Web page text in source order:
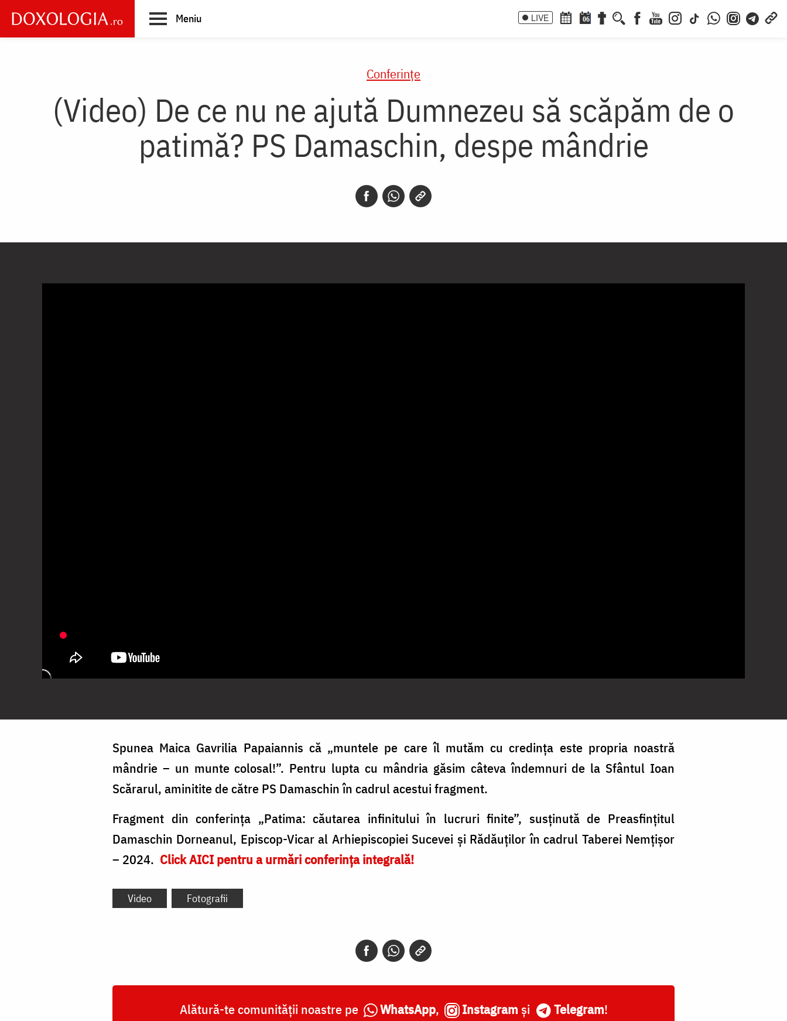
main
Meniu LIVE 06
Conferințe
(Video) De ce nu ne ajută Dumnezeu să scăpăm de o
patimă? PS Damaschin, despe mândrie
Spunea Maica Gavrilia Papaiannis că „muntele pe care îl mutăm cu credința este propria noastră
mândrie – un munte colosal!”. Pentru lupta cu mândria găsim câteva îndemnuri de la Sfântul Ioan
Scărarul, aminitite de către PS Damaschin în cadrul acestui fragment.
Fragment din conferința „Patima: căutarea infinitului în lucruri finite”, susținută de Preasfințitul
Damaschin Dorneanul, Episcop-Vicar al Arhiepiscopiei Sucevei și Rădăuților în cadrul Taberei Nemțișor
– 2024. Click AICI pentru a urmări conferința integrală!
Video Fotografii
Alătură-te comunității noastre pe WhatsApp, Instagram și Telegram!